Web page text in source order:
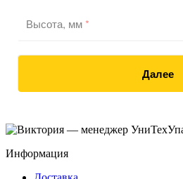
Высота, мм*
Далее
Информация